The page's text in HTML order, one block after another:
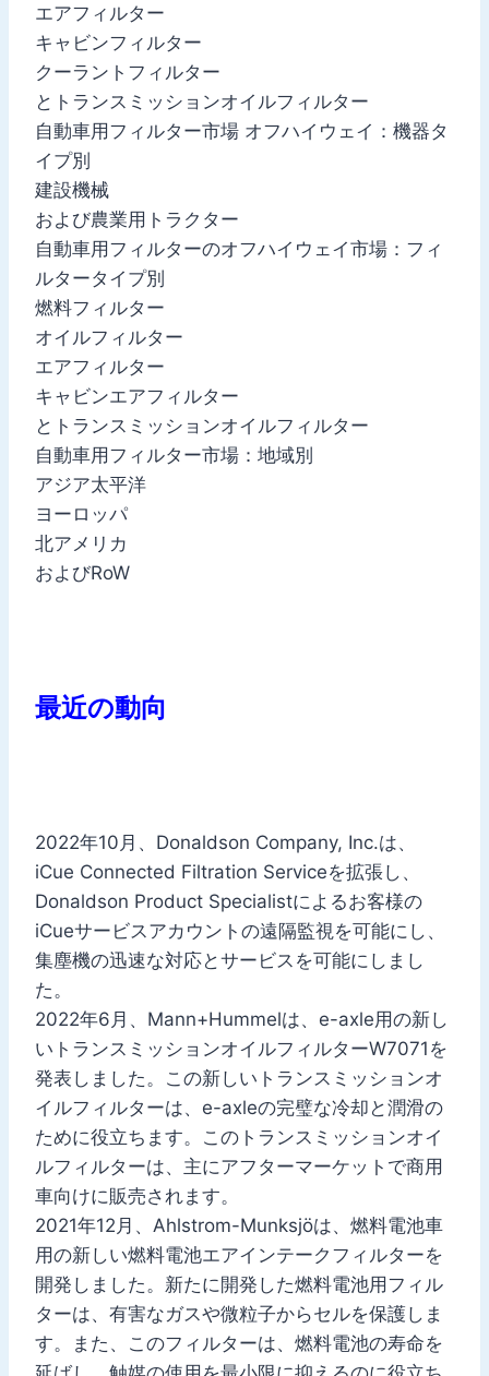
エアフィルター
キャビンフィルター
クーラントフィルター
とトランスミッションオイルフィルター
自動車用フィルター市場 オフハイウェイ：機器タ
イプ別
建設機械
および農業用トラクター
自動車用フィルターのオフハイウェイ市場：フィ
ルタータイプ別
燃料フィルター
オイルフィルター
エアフィルター
キャビンエアフィルター
とトランスミッションオイルフィルター
自動車用フィルター市場：地域別
アジア太平洋
ヨーロッパ
北アメリカ
およびRoW
最近の動向
2022年10月、Donaldson Company, Inc.は、
iCue Connected Filtration Serviceを拡張し、
Donaldson Product Specialistによるお客様の
iCueサービスアカウントの遠隔監視を可能にし、
集塵機の迅速な対応とサービスを可能にしまし
た。
2022年6月、Mann+Hummelは、e-axle用の新し
いトランスミッションオイルフィルターW7071を
発表しました。この新しいトランスミッションオ
イルフィルターは、e-axleの完璧な冷却と潤滑の
ために役立ちます。このトランスミッションオイ
ルフィルターは、主にアフターマーケットで商用
車向けに販売されます。
2021年12月、Ahlstrom-Munksjöは、燃料電池車
用の新しい燃料電池エアインテークフィルターを
開発しました。新たに開発した燃料電池用フィル
ターは、有害なガスや微粒子からセルを保護しま
す。また、このフィルターは、燃料電池の寿命を